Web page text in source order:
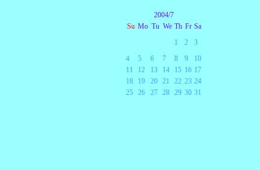
2004/7
Su Mo Tu We Th Fr Sa
1
2
3
4
5 6 7 8 9
10
11
12 13 14 15 16 17
18
19 20 21 22 23 24
25 26 27 28 29 30 31